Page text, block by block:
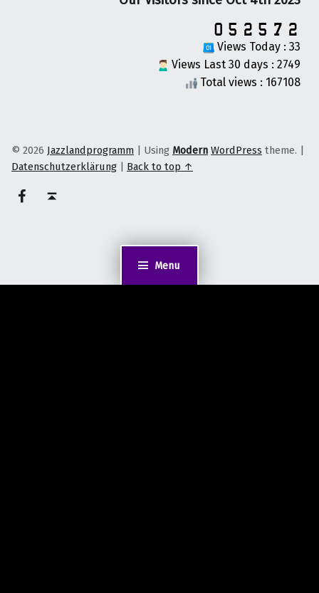
Menu
Views Today : 33
Views Last 30 days : 2749
Total views : 167108
© 2026 Jazzlandprogramm Using Modern WordPress theme.
Datenschutzerklärung
Back to top ↑